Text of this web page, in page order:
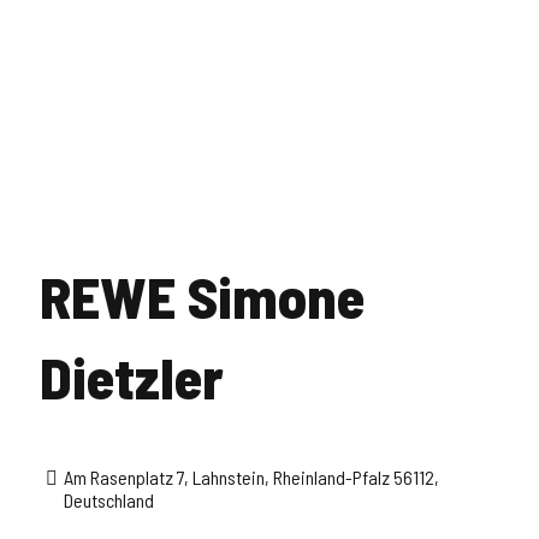
REWE Simone
Dietzler
Am Rasenplatz 7, Lahnstein, Rheinland-Pfalz 56112,
Deutschland